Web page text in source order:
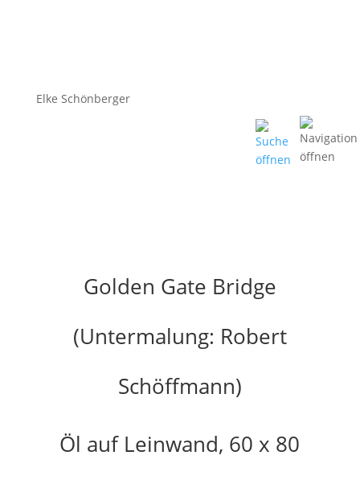
Elke Schönberger
Golden Gate Bridge
(Untermalung: Robert
Schöffmann)
Öl auf Leinwand, 60 x 80